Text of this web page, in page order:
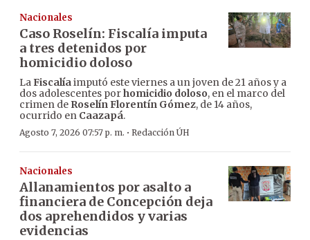
Nacionales
Caso Roselín: Fiscalía imputa
a tres detenidos por
homicidio doloso
LaFiscalíaimputó este viernes a un joven de 21 años y a
dos adolescentes porhomicidio doloso, en el marco del
crimen de Roselín Florentín Gómez, de 14 años,
ocurrido en Caazapá.
Agosto 7, 2026 07:57 p. m. · Redacción ÚH
Nacionales
Allanamientos por asalto a
financiera de Concepción deja
dos aprehendidos y varias
evidencias